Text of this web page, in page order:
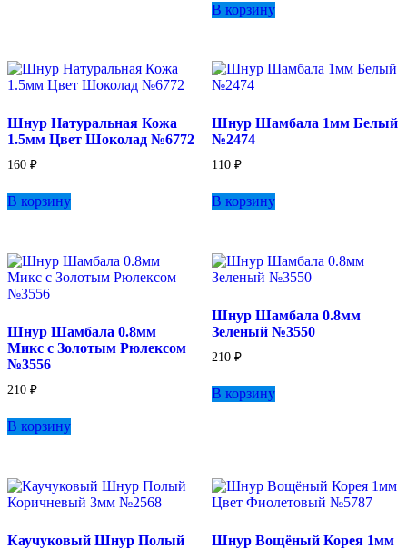
В корзину
Шнур Натуральная Кожа
1.5мм Цвет Шоколад №6772
160 ₽
В корзину
Шнур Шамбала 1мм Белый
№2474
110 ₽
В корзину
Шнур Шамбала 0.8мм
Микс с Золотым Рюлексом
№3556
210 ₽
В корзину
Шнур Шамбала 0.8мм
Зеленый №3550
210 ₽
В корзину
Каучуковый Шнур Полый
Шнур Вощёный Корея 1мм